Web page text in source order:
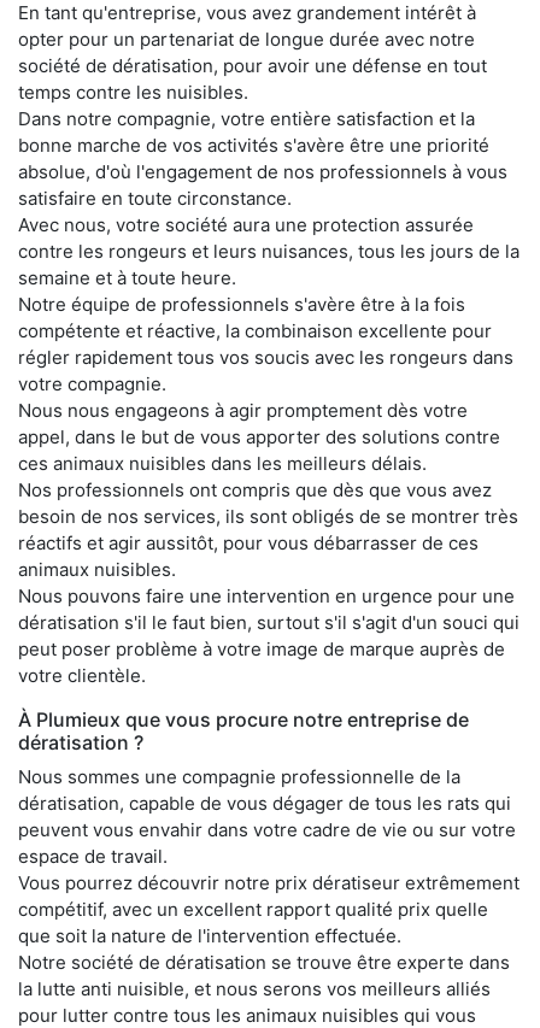
En tant qu'entreprise, vous avez grandement intérêt à
opter pour un partenariat de longue durée avec notre
société de dératisation, pour avoir une défense en tout
temps contre les nuisibles.
Dans notre compagnie, votre entière satisfaction et la
bonne marche de vos activités s'avère être une priorité
absolue, d'où l'engagement de nos professionnels à vous
satisfaire en toute circonstance.
Avec nous, votre société aura une protection assurée
contre les rongeurs et leurs nuisances, tous les jours de la
semaine et à toute heure.
Notre équipe de professionnels s'avère être à la fois
compétente et réactive, la combinaison excellente pour
régler rapidement tous vos soucis avec les rongeurs dans
votre compagnie.
Nous nous engageons à agir promptement dès votre
appel, dans le but de vous apporter des solutions contre
ces animaux nuisibles dans les meilleurs délais.
Nos professionnels ont compris que dès que vous avez
besoin de nos services, ils sont obligés de se montrer très
réactifs et agir aussitôt, pour vous débarrasser de ces
animaux nuisibles.
Nous pouvons faire une intervention en urgence pour une
dératisation s'il le faut bien, surtout s'il s'agit d'un souci qui
peut poser problème à votre image de marque auprès de
votre clientèle.
À Plumieux que vous procure notre entreprise de
dératisation ?
Nous sommes une compagnie professionnelle de la
dératisation, capable de vous dégager de tous les rats qui
peuvent vous envahir dans votre cadre de vie ou sur votre
espace de travail.
Vous pourrez découvrir notre prix dératiseur extrêmement
compétitif, avec un excellent rapport qualité prix quelle
que soit la nature de l'intervention effectuée.
Notre société de dératisation se trouve être experte dans
la lutte anti nuisible, et nous serons vos meilleurs alliés
pour lutter contre tous les animaux nuisibles qui vous